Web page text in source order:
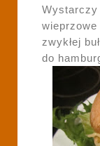
Wystarczy
wieprzowe
zwykłej
do